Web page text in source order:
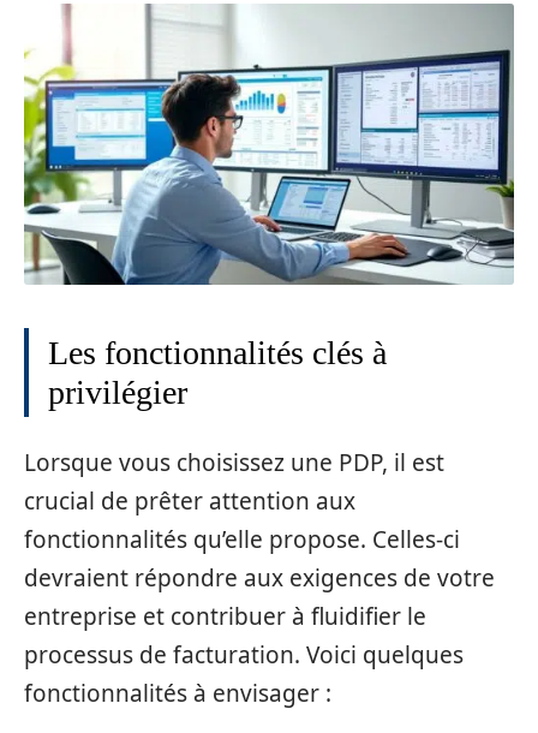
Les fonctionnalités clés à
privilégier
Lorsque vous choisissez une PDP, il est
crucial de prêter attention aux
fonctionnalités qu’elle propose. Celles-ci
devraient répondre aux exigences de votre
entreprise et contribuer à fluidifier le
processus de facturation. Voici quelques
fonctionnalités à envisager :